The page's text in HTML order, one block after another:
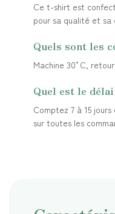
Ce t-shirt est
pour sa qualité et sa
Quels sont les
Machine 30°C,
Quel est le
Comptez 7 à 15
sur toutes les